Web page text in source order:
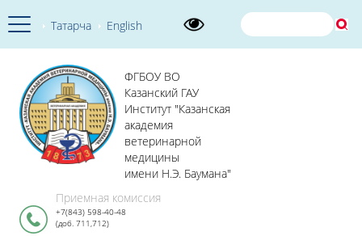
Татарча English
ФГБОУ ВО
Казанский ГАУ
Институт "Казанская
академия
ветеринарной
медицины
имени Н.Э. Баумана"
Приемная комиссия
+7(843) 598-40-48
(доб. 711,712)